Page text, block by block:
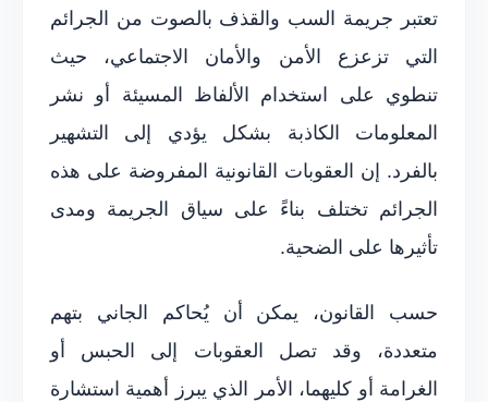
تعتبر جريمة السب والقذف بالصوت من الجرائم
التي تزعزع الأمن والأمان الاجتماعي، حيث
تنطوي على استخدام الألفاظ المسيئة أو نشر
المعلومات الكاذبة بشكل يؤدي إلى التشهير
بالفرد. إن العقوبات القانونية المفروضة على هذه
الجرائم تختلف بناءً على سياق الجريمة ومدى
تأثيرها على الضحية.
حسب القانون، يمكن أن يُحاكم الجاني بتهم
متعددة، وقد تصل العقوبات إلى الحبس أو
الغرامة أو كليهما، الأمر الذي يبرز أهمية استشارة